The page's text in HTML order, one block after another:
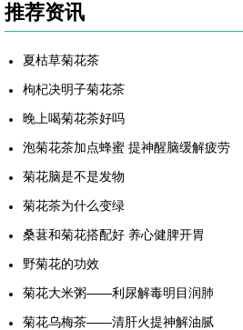
推荐资讯
夏枯草菊花茶
枸杞决明子菊花茶
晚上喝菊花茶好吗
泡菊花茶加点蜂蜜 提神醒脑缓解疲劳
菊花脑是不是发物
菊花茶为什么变绿
桑葚和菊花搭配好 养心健脾开胃
野菊花的功效
菊花大米粥——利尿解毒明目润肺
菊花乌梅茶——清肝火提神解油腻